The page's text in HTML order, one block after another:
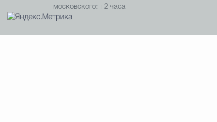
московского: +2 часа